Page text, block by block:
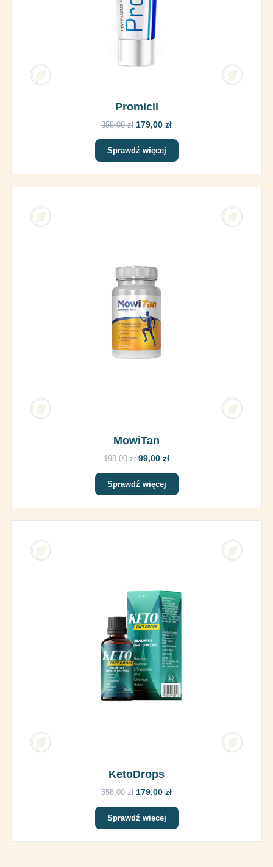
Promicil
358,00 zł 179,00 zł
Sprawdź więcej
MowiTan
198,00 zł 99,00 zł
Sprawdź więcej
KetoDrops
358,00 zł 179,00 zł
Sprawdź więcej